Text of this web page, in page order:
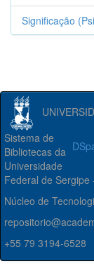
Significação
Sistema de
Bibliotecas da
Universidade
Federal de Sergipe
Núcleo de
+55 79 3194-6528